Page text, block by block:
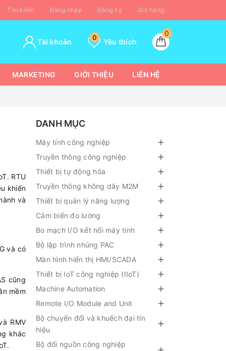
Tìm kiếm Đăng nhập Đăng ký Giỏ hàng
0
Yêu thích
0
Tài khoản
MARKETING GIỚI THIỆU LIÊN HỆ
RTU
khiển
và
và có
cũng
mềm
RMV
khác
DANH MỤC
Máy tính công nghiệp
Truyền thông công nghiệp
Thiết bị tự động hóa
Truyền thông không dây M2M
Thiết bị quản lý năng lượng
Cảm biến đo lường
Bo mạch I/O kết nối máy tính
Bộ lập trình nhúng PAC
Màn hình hiển thị HMI/SCADA
Thiết bị IoT công nghiệp (IIoT)
Machine Automation
Remote I/O Module and Unit
Bộ chuyển đổi và khuếch đại tín
hiệu
Bộ đổi nguồn công nghiệp